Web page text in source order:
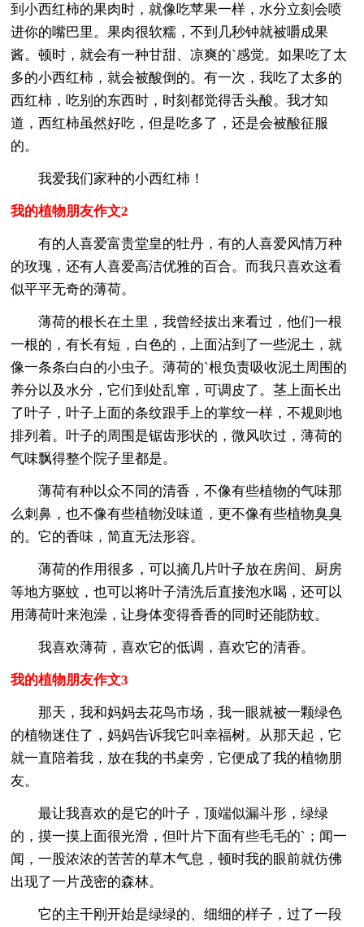
到小西红柿的果肉时，就像吃苹果一样，水分立刻会喷
进你的嘴巴里。果肉很软糯，不到几秒钟就被嚼成果
酱。顿时，就会有一种甘甜、凉爽的`感觉。如果吃了太
多的小西红柿，就会被酸倒的。有一次，我吃了太多的
西红柿，吃别的东西时，时刻都觉得舌头酸。我才知
道，西红柿虽然好吃，但是吃多了，还是会被酸征服
的。
我爱我们家种的小西红柿！
我的植物朋友作文2
有的人喜爱富贵堂皇的牡丹，有的人喜爱风情万种
的玫瑰，还有人喜爱高洁优雅的百合。而我只喜欢这看
似平平无奇的薄荷。
薄荷的根长在土里，我曾经拔出来看过，他们一根
一根的，有长有短，白色的，上面沾到了一些泥土，就
像一条条白白的小虫子。薄荷的`根负责吸收泥土周围的
养分以及水分，它们到处乱窜，可调皮了。茎上面长出
了叶子，叶子上面的条纹跟手上的掌纹一样，不规则地
排列着。叶子的周围是锯齿形状的，微风吹过，薄荷的
气味飘得整个院子里都是。
薄荷有种以众不同的清香，不像有些植物的气味那
么刺鼻，也不像有些植物没味道，更不像有些植物臭臭
的。它的香味，简直无法形容。
薄荷的作用很多，可以摘几片叶子放在房间、厨房
等地方驱蚊，也可以将叶子清洗后直接泡水喝，还可以
用薄荷叶来泡澡，让身体变得香香的同时还能防蚊。
我喜欢薄荷，喜欢它的低调，喜欢它的清香。
我的植物朋友作文3
那天，我和妈妈去花鸟市场，我一眼就被一颗绿色
的植物迷住了，妈妈告诉我它叫幸福树。从那天起，它
就一直陪着我，放在我的书桌旁，它便成了我的植物朋
友。
最让我喜欢的是它的叶子，顶端似漏斗形，绿绿
的，摸一摸上面很光滑，但叶片下面有些毛毛的`；闻一
闻，一股浓浓的苦苦的草木气息，顿时我的眼前就仿佛
出现了一片茂密的森林。
它的主干刚开始是绿绿的、细细的样子，过了一段